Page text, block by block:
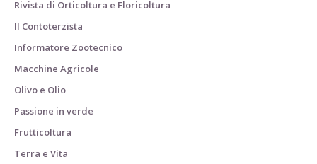
Rivista di Orticoltura e Floricoltura
Il Contoterzista
Informatore Zootecnico
Macchine Agricole
Olivo e Olio
Passione in verde
Frutticoltura
Terra e Vita